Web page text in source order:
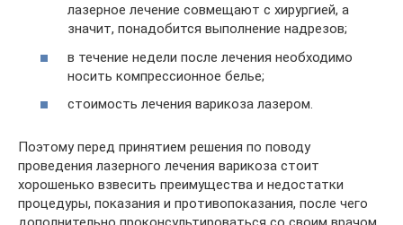
лазерное лечение совмещают с хирургией, а
значит, понадобится выполнение надрезов;
в течение недели после лечения необходимо
носить компрессионное белье;
стоимость лечения варикоза лазером.
Поэтому перед принятием решения по поводу
проведения лазерного лечения варикоза стоит
хорошенько взвесить преимущества и недостатки
процедуры, показания и противопоказания, после чего